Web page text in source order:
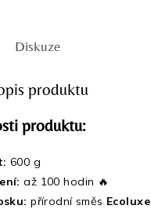
Diskuze
produktu
produktu:
600 g
až 100 hodin 🔥
přírodní směs Ecoluxe